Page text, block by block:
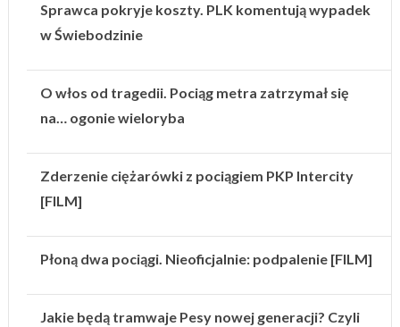
Sprawca pokryje koszty. PLK komentują wypadek
w Świebodzinie
O włos od tragedii. Pociąg metra zatrzymał się
na… ogonie wieloryba
Zderzenie ciężarówki z pociągiem PKP Intercity
[FILM]
Płoną dwa pociągi. Nieoficjalnie: podpalenie [FILM]
Jakie będą tramwaje Pesy nowej generacji? Czyli